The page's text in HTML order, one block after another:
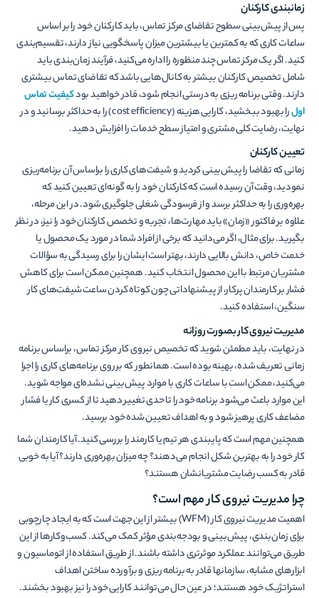
زمان­بندی کارکنان
پس از پیش‌بینی سطوح تقاضای مرکز تماس، باید کارکنان خود را بر اساس
ساعات کاری که به کمترین یا بیشترین میزان پاسخگویی نیاز دارند، تقسیم­‌بندی
کنید. اگر یک مرکز تماس چند منظوره را اداره می‌کنید، فرآیند زمان‌بندی باید
شامل تخصیص کارکنان بیشتر به کانال‌هایی باشد که تقاضای تماس بیشتری
دارند. وقتی برنامه ­ریزی به درستی انجام شود، قادر خواهید بودکیفیت تماس
اول
را بهبود ببخشید، کارایی هزینه (cost efficiency) را به حداکثر برسانید و در
نهایت، رضایت کلی مشتری و امتیاز سطح خدمات را افزایش دهید.
تعیین کارکنان
زمانی که تقاضا را پیش‌بینی کردید و شیفت‌های کاری را براساس آن برنامه‌ریزی
نمودید، وقت آن رسیده است که کارکنان خود را به گونه‌ای تعیین کنید که
بهره‌وری را به حداکثر برسد و از فرسودگی شغلی جلوگیری شود. در این مرحله،
علاوه بر فاکتور «زمان» باید مهارت‌ها، تجربه و تخصص کارکنان خود را نیز، در نظر
بگیرید. برای مثال، اگر می‌دانید که برخی از افراد شما در مورد یک محصول یا
خدمت خاص، دانش بالایی دارند، بهتر است ایشان را برای رسیدگی به سؤالات
مشتریان مرتبط با این محصول انتخاب کنید. همچنین ممکن است برای کاهش
فشار بر کارمندان پرکار، از پیشنهاداتی چون کوتاه کردن ساعت شیف­ت‌های کار
سنگین، استفاده کنید.
مدیریت نیروی کار بصورت روزانه
در نهایت، باید مطمئن شوید که تخصیص نیروی کار مرکز تماس، براساس برنامه
زمانی تعریف شده، بهینه بوده است. همانطور که بر روی برنامه‌های کاری را اجرا
می­‌کنید، ممکن است با ساعات کاری با موارد پیش‌­بینی نشده‌­ای مواجه شوید.
این موارد باعث می­‌شود برنامه خود را تا حدی تغییر دهید تا از کسری کار یا فشار
مضاعف کاری پرهیز شود و به اهداف تعیین شده خود برسید.
همچنین مهم است که پایبندی هر تیم یا کارمند را بررسی کنید. آیا کارمندان شما
کار خود را به بهترین شکل انجام می­‌دهند؟ چه میزان بهره‌­وری دارند؟ آیا به خوبی
قادر به کسب رضایت مشتریانشان هستند؟
چرا مدیریت نیروی کار مهم است؟
اهمیت مدیریت نیروی کار (WFM) بیشتر از این جهت است که به ایجاد چارچوبی
برای زمان‌بندی، پیش‌بینی و بودجه‌بندی مؤثر کمک می‌کند. کسب‌وکارها از این
طریق می­‌توانند عملکرد موثرتری داشته باشند. از طریق استفاده از اتوماسیون و
ابزارهای مشابه، سازمان­ها قادر به برنامه­ ریزی و برآورده ساختن اهداف
استراتژیک خود هستند؛ در عین حال می­‌توانند کارایی خود را نیز بهبود بخشند.